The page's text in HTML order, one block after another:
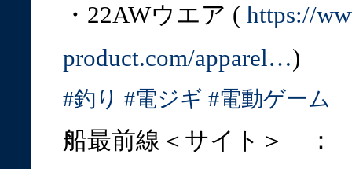
・22AWウエア ( https://
product.com/apparel…)
#釣り #電ジギ #電動ゲーム
船最前線＜サイト＞